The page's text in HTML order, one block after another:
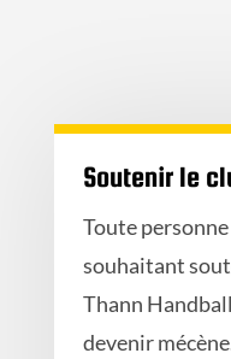
Soutenir le
Toute
souhaitant
Thann
devenir